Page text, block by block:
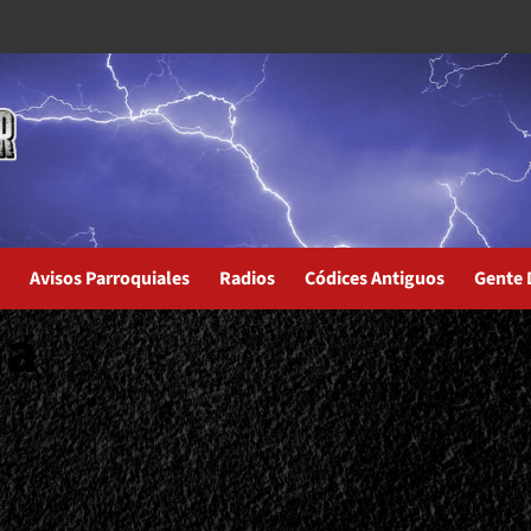
Avisos Parroquiales Radios Códices Antiguos Gente